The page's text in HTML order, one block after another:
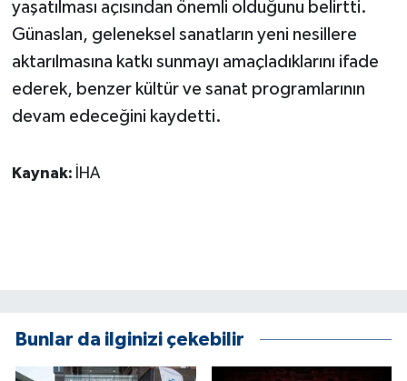
yaşatılması açısından önemli olduğunu belirtti.
Günaslan, geleneksel sanatların yeni nesillere
aktarılmasına katkı sunmayı amaçladıklarını ifade
ederek, benzer kültür ve sanat programlarının
devam edeceğini kaydetti.
Kaynak: İHA
Bunlar da ilginizi çekebilir
SİYASET
SPOR HABERLERİ
TEKNOLOJİ
Yerel Haberler